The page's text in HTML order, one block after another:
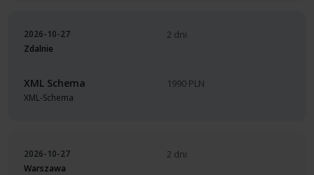
2026-10-27
Zdalnie
XML Schema
XML-Schema
2 dni
1990 PLN
2026-10-27
Warszawa
2 dni